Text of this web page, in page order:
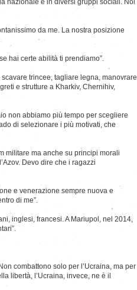
nazionale e in diversi gruppi sociali. Noi
da me. La nostra posizione
hai certe abilità ti prendiamo”.
trincee, tagliare legna, manovrare
e strutture a Kharkiv, Chernihiv,
non abbiamo più tempo per scegliere
di selezionare i più motivati, che
militare ma anche su principi morali
Devo dire che i ragazzi
e venerazione sempre nuova e
di me”.
inglesi, francesi. A Mariupol, nel 2014,
combattono solo per l’Ucraina, ma per
libertà, l’Ucraina, invece, ne è il